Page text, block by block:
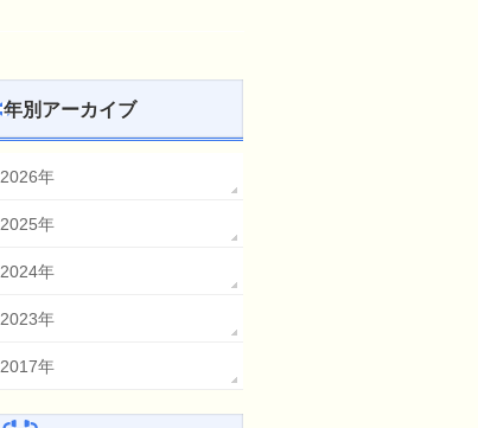
年別アーカイブ
2026年
2025年
2024年
2023年
2017年